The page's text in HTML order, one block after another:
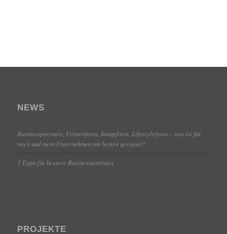
NEWS
Businessportraits, Firmenfotos, Imagefotos, Lifestylefotos – was ist für
mich und mein Unternehmen am besten geeignet?
5 Tipps für bessere Businessportraits
PROJEKTE